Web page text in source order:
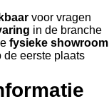
voor vragen
in de branche
fysieke showroom
de eerste plaats